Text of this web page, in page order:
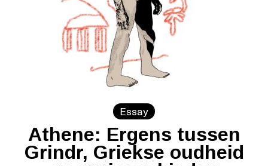
Essay
Athene: Ergens tussen
Grindr, Griekse oudheid